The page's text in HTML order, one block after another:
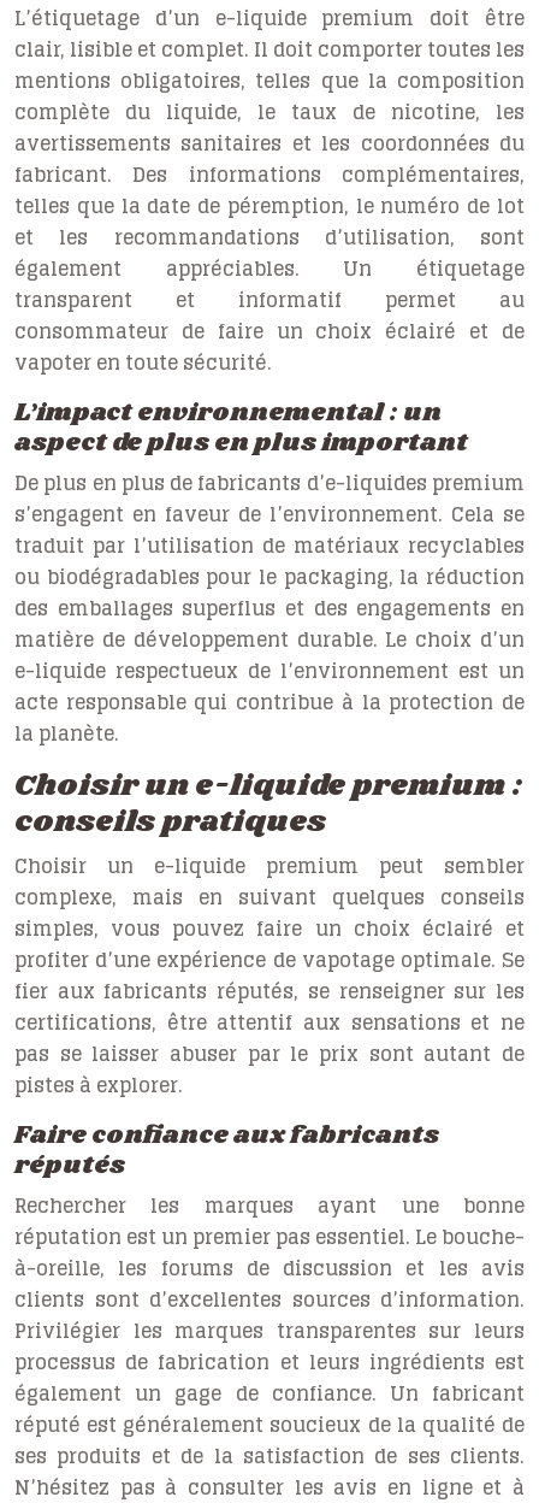
L’étiquetage d’un e-liquide premium doit être
clair, lisible et complet. Il doit comporter toutes les
mentions obligatoires, telles que la composition
complète du liquide, le taux de nicotine, les
avertissements sanitaires et les coordonnées du
fabricant. Des informations complémentaires,
telles que la date de péremption, le numéro de lot
et les recommandations d’utilisation, sont
également appréciables. Un étiquetage
transparent et informatif permet au
consommateur de faire un choix éclairé et de
vapoter en toute sécurité.
L’impact environnemental : un
aspect de plus en plus important
De plus en plus de fabricants d’e-liquides premium
s’engagent en faveur de l’environnement. Cela se
traduit par l’utilisation de matériaux recyclables
ou biodégradables pour le packaging, la réduction
des emballages superflus et des engagements en
matière de développement durable. Le choix d’un
e-liquide respectueux de l’environnement est un
acte responsable qui contribue à la protection de
la planète.
Choisir un e-liquide premium :
conseils pratiques
Choisir un e-liquide premium peut sembler
complexe, mais en suivant quelques conseils
simples, vous pouvez faire un choix éclairé et
profiter d’une expérience de vapotage optimale. Se
fier aux fabricants réputés, se renseigner sur les
certifications, être attentif aux sensations et ne
pas se laisser abuser par le prix sont autant de
pistes à explorer.
Faire confiance aux fabricants
réputés
Rechercher les marques ayant une bonne
réputation est un premier pas essentiel. Le bouche-
à-oreille, les forums de discussion et les avis
clients sont d’excellentes sources d’information.
Privilégier les marques transparentes sur leurs
processus de fabrication et leurs ingrédients est
également un gage de confiance. Un fabricant
réputé est généralement soucieux de la qualité de
ses produits et de la satisfaction de ses clients.
N’hésitez pas à consulter les avis en ligne et à